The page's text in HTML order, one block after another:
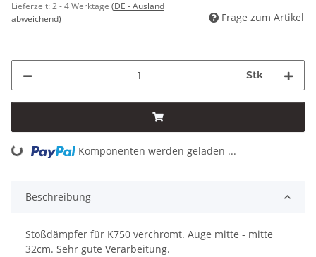
Lieferzeit:2 - 4 Werktage (DE - Ausland
abweichend)
Frage zum Artikel
Stk
Loading... Komponenten werden geladen ...
Beschreibung
Stoßdämpfer für K750 verchromt. Auge mitte - mitte
32cm. Sehr gute Verarbeitung.